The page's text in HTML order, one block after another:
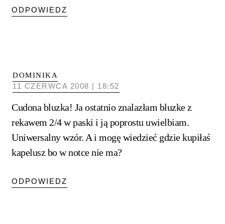
ODPOWIEDZ
DOMINIKA
11 CZERWCA 2008 | 18:52
Cudona bluzka! Ja ostatnio znalazłam bluzke z
rekawem 2/4 w paski i ją poprostu uwielbiam.
Uniwersalny wzór. A i mogę wiedzieć gdzie kupiłaś
kapelusz bo w notce nie ma?
ODPOWIEDZ